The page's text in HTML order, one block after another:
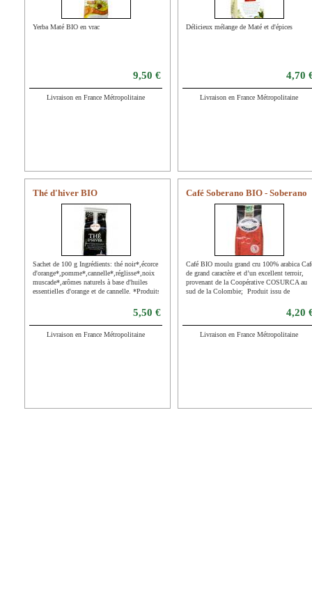
Yerba Maté BIO en vrac
9,50 €
Livraison en France Métropolitaine
Délicieux mélange de Maté et d'épices
4,70
Livraison en France Métropolitaine
Thé d'hiver BIO
Sachet de 100 g Ingrédients: thé noir*,écorce
d'orange*,pomme*,cannelle*,réglisse*,noix
muscade*,arômes naturels à base d'huiles
essentielles d'orange et de cannelle. *Produits
5,50 €
Livraison en France Métropolitaine
Café Soberano BIO - Soberano
Café BIO moulu grand cru 100% arabica
de grand caractère et d’un excellent terroir,
provenant de la Coopérative COSURCA au
sud de la Colombie; Produit issu de
4,20
Livraison en France Métropolitaine